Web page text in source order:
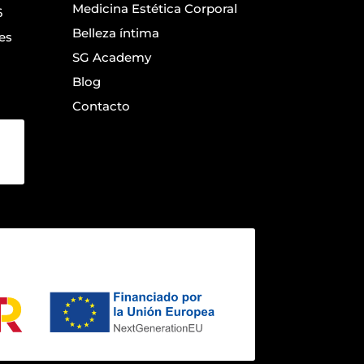
Medicina Estética Corporal
Belleza íntima
SG Academy
Blog
Contacto